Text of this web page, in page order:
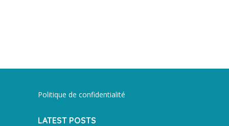
Politique de confidentialité
LATEST POSTS